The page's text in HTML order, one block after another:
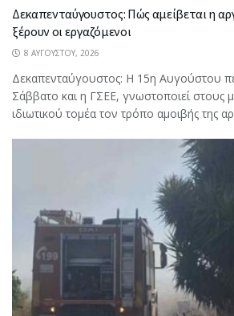
Δεκαπενταύγουστος: Πώς αμείβεται η
ξέρουν οι εργαζόμενοι
8 ΑΥΓΟΎΣΤΟΥ, 2026
Δεκαπενταύγουστος: Η 15η Αυγούστου
Σάββατο και η ΓΣΕΕ, γνωστοποιεί στους
ιδιωτικού τομέα τον τρόπο αμοιβής της